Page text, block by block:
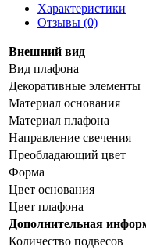
Характеристики
Отзывы (0)
Внешний вид
Вид плафона
Декоративные элементы
Материал основания
Материал плафона
Направление свечения
Преобладающий цвет
Форма
Цвет основания
Цвет плафона
Дополнительная
Количество подвесов